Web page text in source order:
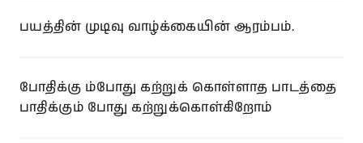
பயத்தின் முடிவு வாழ்க்கையின் ஆரம்பம்.
போதிக்கு ம்போது கற்றுக் கொள்ளாத பாடத்தை
பாதிக்கும் போது கற்றுக்கொள்கிறோம்